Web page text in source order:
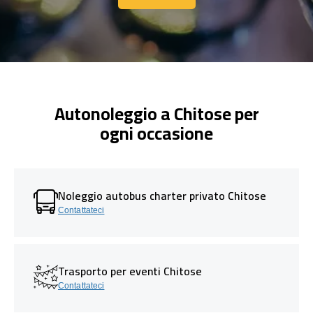
Contattaci
Autonoleggio a Chitose per
ogni occasione
Noleggio autobus charter privato Chitose
Contattateci
Trasporto per eventi Chitose
Contattateci